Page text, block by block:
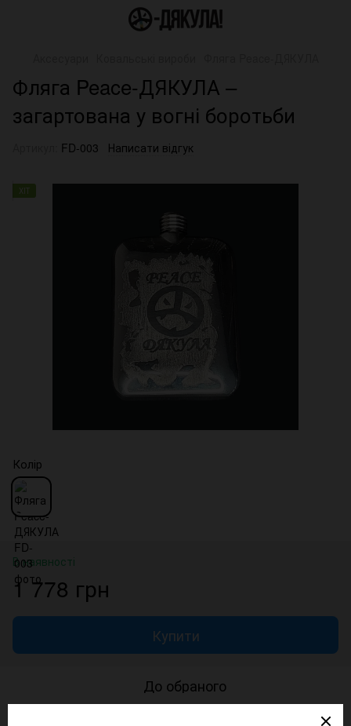
Фляга Peace-ДЯКУЛА –
загартована у вогні боротьби
FD-003 Написати відгук
ХІТ
Колір
В наявності
1 778 грн
Купити
До обраного